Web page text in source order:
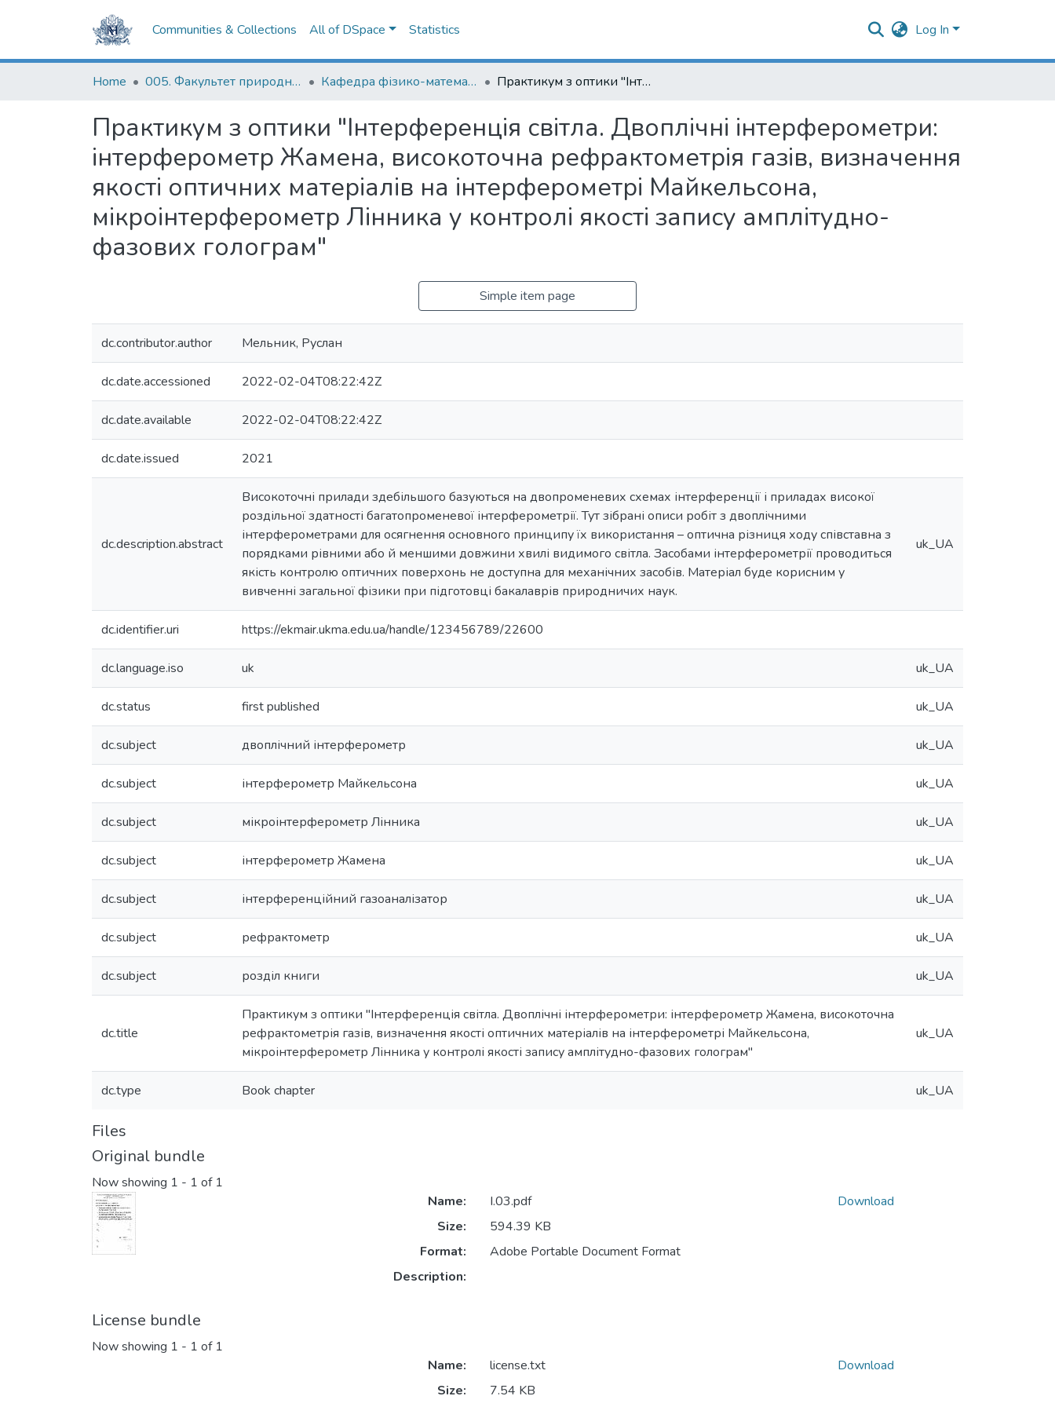
Communities & Collections All of DSpace Statistics Log In
Home 005. Факультет природничих наук Кафедра фізико-математичних наук Практикум з оптики "Інтерференція світла. Двоплічні інтерферометри: інтерферометр Жамена, високоточна рефрактометрія газів, визначення якості оптичних матеріалів на інтерферометрі Майкельсона, мікроінтерферометр Лінника у контролі якості запису амплітудно-фазових голограм"
Практикум з оптики "Інтерференція світла. Двоплічні інтерферометри:
інтерферометр Жамена, високоточна рефрактометрія газів, визначення
якості оптичних матеріалів на інтерферометрі Майкельсона,
мікроінтерферометр Лінника у контролі якості запису амплітудно-
фазових голограм"
Simple item page
dc.contributor.author Мельник, Руслан
dc.date.accessioned 2022-02-04T08:22:42Z
dc.date.available 2022-02-04T08:22:42Z
dc.date.issued 2021
dc.description.abstract
Високоточні прилади здебільшого базуються на двопроменевих схемах інтерференції і приладах високої
роздільної здатності багатопроменевої інтерферометрії. Тут зібрані описи робіт з двоплічними
інтерферометрами для осягнення основного принципу їх використання – оптична різниця ходу співставна з
порядками рівними або й меншими довжини хвилі видимого світла. Засобами інтерферометрії проводиться
якість контролю оптичних поверхонь не доступна для механічних засобів. Матеріал буде корисним у
вивченні загальної фізики при підготовці бакалаврів природничих наук.
uk_UA
dc.identifier.uri https://ekmair.ukma.edu.ua/handle/123456789/22600
dc.language.iso uk uk_UA
dc.status first published uk_UA
dc.subject двоплічний інтерферометр uk_UA
dc.subject інтерферометр Майкельсона uk_UA
dc.subject мікроінтерферометр Лінника uk_UA
dc.subject інтерферометр Жамена uk_UA
dc.subject інтерференційний газоаналізатор uk_UA
dc.subject рефрактометр uk_UA
dc.subject розділ книги uk_UA
dc.title
Практикум з оптики "Інтерференція світла. Двоплічні інтерферометри: інтерферометр Жамена, високоточна
рефрактометрія газів, визначення якості оптичних матеріалів на інтерферометрі Майкельсона,
мікроінтерферометр Лінника у контролі якості запису амплітудно-фазових голограм"
uk_UA
dc.type Book chapter uk_UA
Files
Original bundle
Now showing 1 - 1 of 1
Name:
І.03.pdf
Size:
594.39 KB
Format:
Adobe Portable Document Format
Description:
Download
License bundle
Now showing 1 - 1 of 1
Name:
license.txt
Size:
7.54 KB
Download